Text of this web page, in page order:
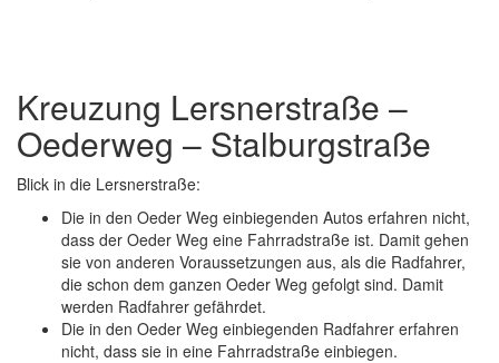
Kreuzung Lersnerstraße –
Oederweg – Stalburgstraße
Blick in die Lersnerstraße:
Die in den Oeder Weg einbiegenden Autos erfahren nicht,
dass der Oeder Weg eine Fahrradstraße ist. Damit gehen
sie von anderen Voraussetzungen aus, als die Radfahrer,
die schon dem ganzen Oeder Weg gefolgt sind. Damit
werden Radfahrer gefährdet.
Die in den Oeder Weg einbiegenden Radfahrer erfahren
nicht, dass sie in eine Fahrradstraße einbiegen.